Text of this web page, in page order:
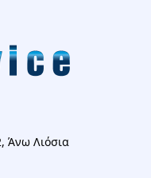
Άνω Λιόσια